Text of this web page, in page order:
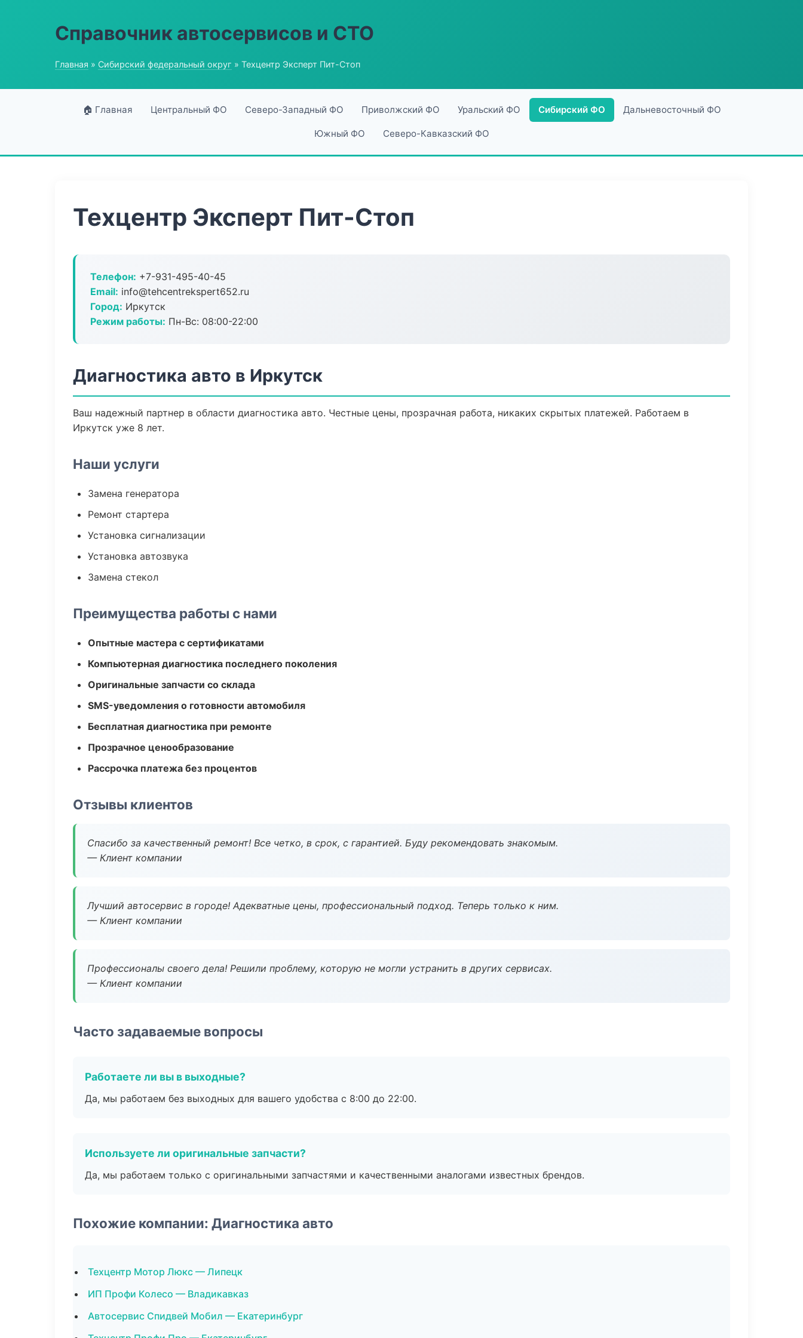
Справочник автосервисов и СТО
Главная » Сибирский федеральный округ » Техцентр Эксперт Пит-Стоп
🏠 Главная Центральный ФО Северо-Западный ФО Приволжский ФО Уральский ФО Сибирский ФО Дальневосточный ФО
Южный ФО Северо-Кавказский ФО
Техцентр Эксперт Пит-Стоп
Телефон: +7-931-495-40-45
Email: info@tehcentrekspert652.ru
Город: Иркутск
Режим работы: Пн-Вс: 08:00-22:00
Диагностика авто в Иркутск
Ваш надежный партнер в области диагностика авто. Честные цены, прозрачная работа, никаких скрытых платежей. Работаем в
Иркутск уже 8 лет.
Наши услуги
Замена генератора
Ремонт стартера
Установка сигнализации
Установка автозвука
Замена стекол
Преимущества работы с нами
Опытные мастера с сертификатами
Компьютерная диагностика последнего поколения
Оригинальные запчасти со склада
SMS-уведомления о готовности автомобиля
Бесплатная диагностика при ремонте
Прозрачное ценообразование
Рассрочка платежа без процентов
Отзывы клиентов
Спасибо за качественный ремонт! Все четко, в срок, с гарантией. Буду рекомендовать знакомым.
— Клиент компании
Лучший автосервис в городе! Адекватные цены, профессиональный подход. Теперь только к ним.
— Клиент компании
Профессионалы своего дела! Решили проблему, которую не могли устранить в других сервисах.
— Клиент компании
Часто задаваемые вопросы
Работаете ли вы в выходные?
Да, мы работаем без выходных для вашего удобства с 8:00 до 22:00.
Используете ли оригинальные запчасти?
Да, мы работаем только с оригинальными запчастями и качественными аналогами известных брендов.
Похожие компании: Диагностика авто
Техцентр Мотор Люкс — Липецк
ИП Профи Колесо — Владикавказ
Автосервис Спидвей Мобил — Екатеринбург